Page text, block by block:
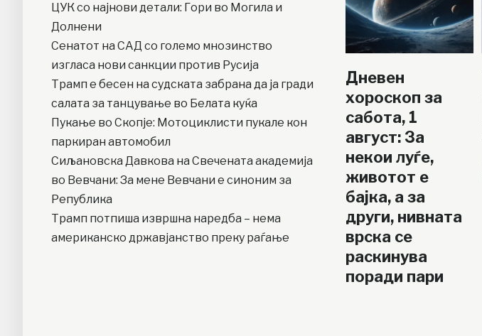
ЦУК со најнови детали: Гори во Могила и
Долнени
Сенатот на САД со големо мнозинство
изгласа нови санкции против Русија
Трамп е бесен на судската забрана да ја гради
салата за танцување во Белата куќа
Пукање во Скопје: Мотоциклисти пукале кон
паркиран автомобил
Сиљановска Давкова на Свечената академија
во Вевчани: За мене Вевчани е синоним за
Република
Трамп потпиша извршна наредба – нема
американско државјанство преку раѓање
Дневен
хороскоп за
сабота, 1
август: За
некои луѓе,
животот е
бајка, а за
други, нивната
врска се
раскинува
поради пари